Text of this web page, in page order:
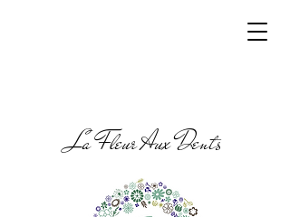
La Fleur Aux Dents